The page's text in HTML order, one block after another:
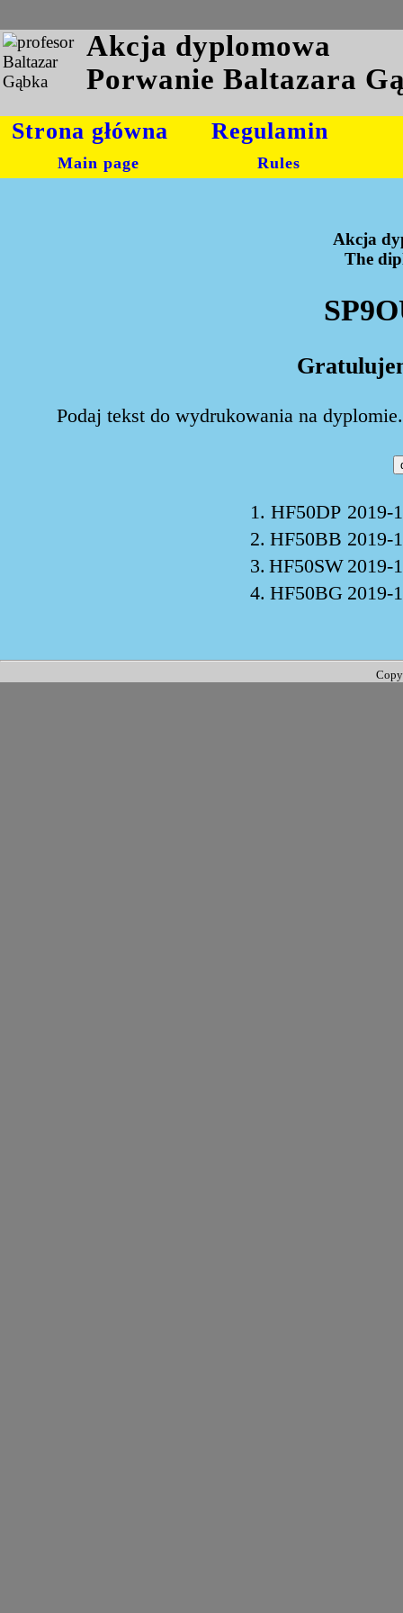
Akcja dyplomowa
Porwanie Baltazara
Strona główna
Main page
Regulamin
Rules
Akcja
The
Podaj tekst do wydrukowania na
1. HF50DP 2019-
2. HF50BB 2019-
3. HF50SW 2019-
4. HF50BG 2019-